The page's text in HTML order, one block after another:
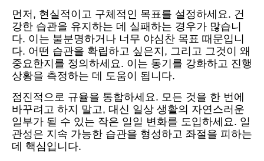
먼저, 현실적이고 구체적인 목표를 설정하세요. 건
강한 습관을 유지하는 데 실패하는 경우가 많습니
다. 이는 불분명하거나 너무 야심찬 목표 때문입니
다. 어떤 습관을 확립하고 싶은지, 그리고 그것이 왜
중요한지를 정의하세요. 이는 동기를 강화하고 진행
상황을 측정하는 데 도움이 됩니다.
점진적으로 규율을 통합하세요. 모든 것을 한 번에
바꾸려고 하지 말고, 대신 일상 생활의 자연스러운
일부가 될 수 있는 작은 일일 변화를 도입하세요. 일
관성은 지속 가능한 습관을 형성하고 좌절을 피하는
데 핵심입니다.